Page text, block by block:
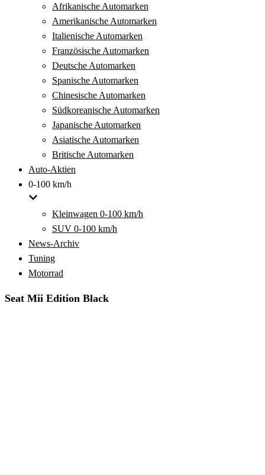
Afrikanische Automarken
Amerikanische Automarken
Italienische Automarken
Französische Automarken
Deutsche Automarken
Spanische Automarken
Chinesische Automarken
Südkoreanische Automarken
Japanische Automarken
Asiatische Automarken
Britische Automarken
Auto-Aktien
0-100 km/h
Kleinwagen 0-100 km/h
SUV 0-100 km/h
News-Archiv
Tuning
Motorrad
Seat Mii Edition Black